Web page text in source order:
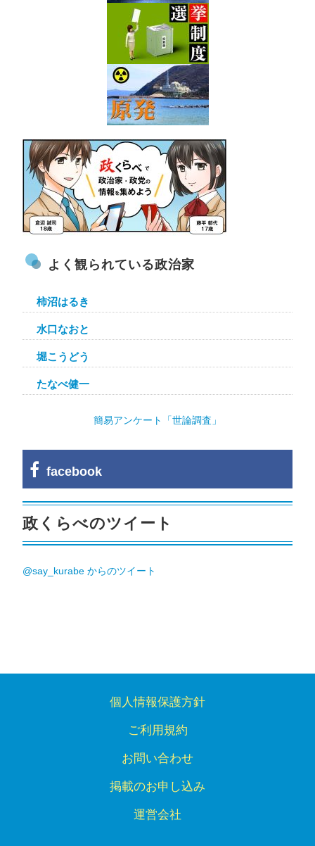
よく観られている政治家
柿沼はるき
水口なおと
堀こうどう
たなべ健一
簡易アンケート「世論調査」
facebook
政くらべのツイート
@say_kurabe からのツイート
個人情報保護方針
ご利用規約
お問い合わせ
掲載のお申し込み
運営会社